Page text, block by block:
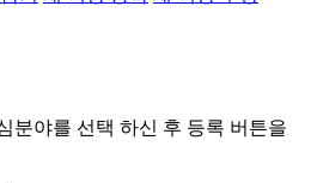
분야를 선택 하신 후 등록 버튼을